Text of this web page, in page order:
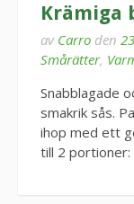
Krämiga
av Carro den
Smårätter,
Snabblagade
smakrik sås.
ihop med ett
till 2